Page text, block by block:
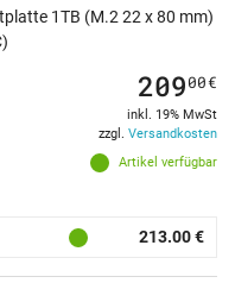
1TB (M.2 22 x 80 mm)
Artikel verfügbar
20900€
inkl. 19% MwSt
zzgl. Versandkosten
213.00 €